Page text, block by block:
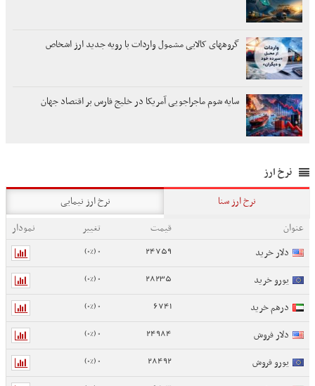
گروههای کالایی مشمول واردات با رویه جدید ارز اشخاص
سایه شوم ماجراجویی آمریکا در خلیج فارس بر اقتصاد جهان
نرخ ارز
نرخ ارز سنا
نرخ ارز نیمایی
عنوان
قیمت تغییر
نمودار
دلار خرید
24759
0 (0%)
یورو خرید 28235
0 (0%)
درهم خرید 6741
0 (0%)
دلار فروش 24984
0 (0%)
یورو فروش 28492
0 (0%)